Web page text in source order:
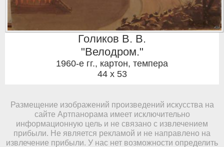
Голиков В. В.
"Велодром."
1960-е гг., картон, темпера
44 x 53
Размещение изображений произведений искусства на
сайте Артпанорама имеет исключительно
информационную цель и не связано с извлечением
прибыли. Не является рекламой и не направлено на
извлечение прибыли. У нас нет возможности определить